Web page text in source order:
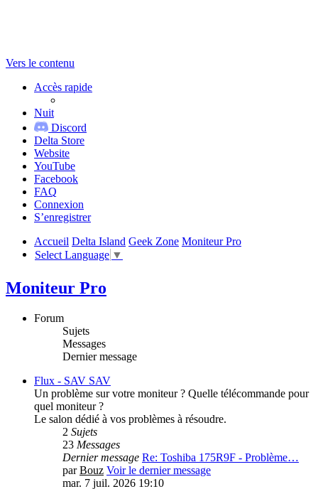
Vers le contenu
Accès rapide
Nuit
Discord
Delta Store
Website
YouTube
Facebook
FAQ
Connexion
S’enregistrer
Accueil Delta Island Geek Zone Moniteur Pro
Select Language ▼
Moniteur Pro
Forum
Sujets
Messages
Dernier message
Flux - SAV SAV
Un problème sur votre moniteur ? Quelle télécommande pour
quel moniteur ?
Le salon dédié à vos problèmes à résoudre.
2 Sujets
23 Messages
Dernier message Re: Toshiba 175R9F - Problème…
parBouz Voir le dernier message
mar. 7 juil. 2026 19:10